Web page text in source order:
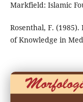
Markfield: Islamic
Rosenthal, F.
of Knowledge in